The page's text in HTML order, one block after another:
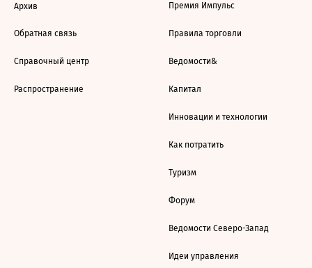
Архив
Обратная связь
Справочный центр
Распространение
Премия Импульс
Правила торговли
Ведомости&
Капитал
Инновации и технологии
Как потратить
Туризм
Форум
Ведомости Северо-Запад
Идеи управления